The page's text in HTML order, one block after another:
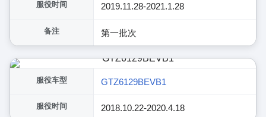
服役时间 2019.11.28-2021.1.28
备注 第一批次
服役车型 GTZ6129BEVB1
服役时间 2018.10.22-2020.4.18